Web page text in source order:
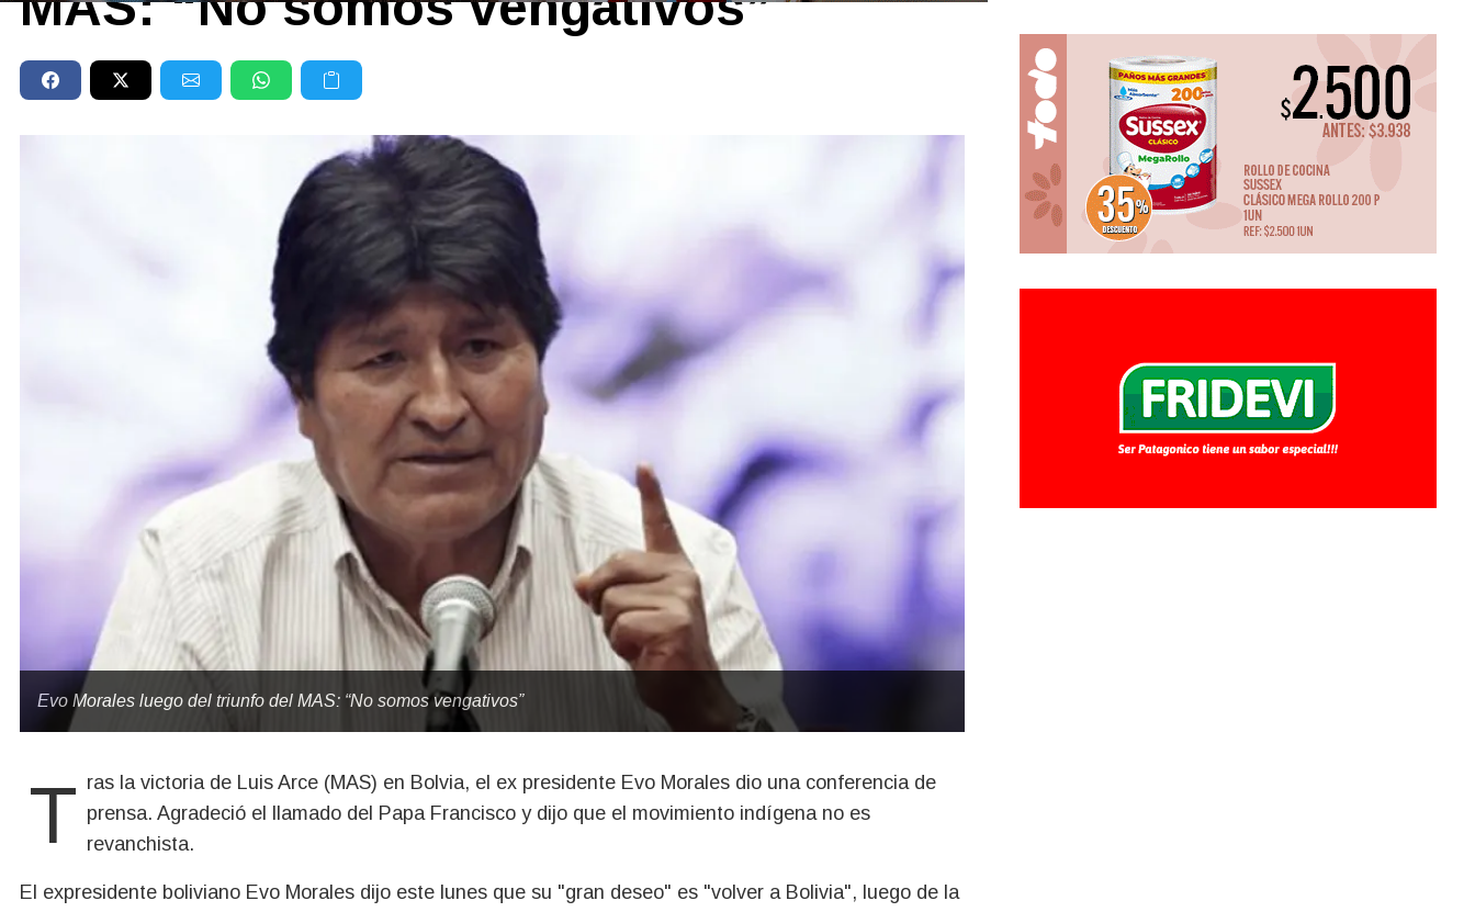
Evo Morales luego del triunfo del MAS: “No somos vengativos”
Tras la victoria de Luis Arce (MAS) en Bolvia, el ex presidente Evo Morales dio una conferencia de prensa. Agradeció el llamado del Papa Francisco y dijo que el movimiento indígena no es
revanchista.
El expresidente boliviano Evo Morales dijo este lunes que su "gran deseo" es "volver a Bolivia", luego de la